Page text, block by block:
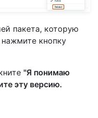
пакета, которую
нажмите кнопку
"Я понимаю
эту версию.